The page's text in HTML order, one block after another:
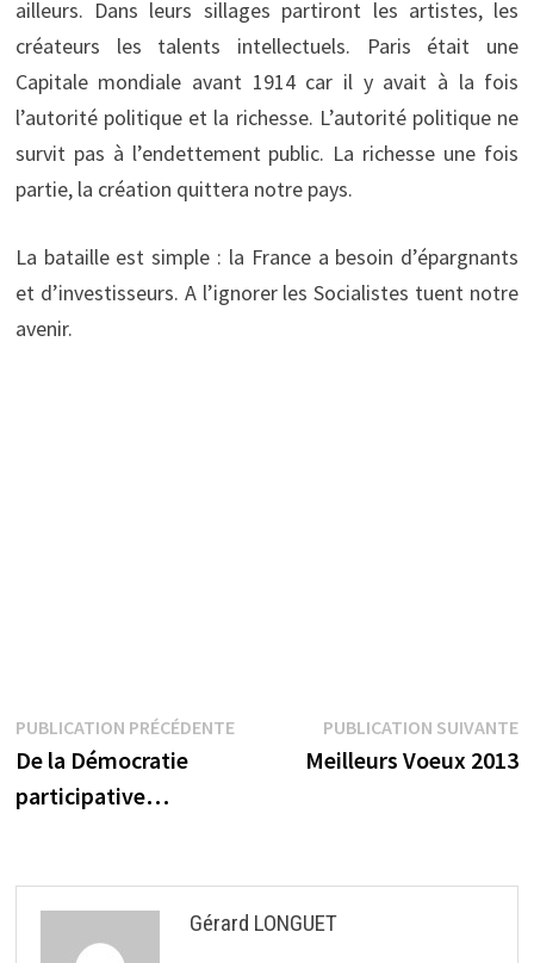
ailleurs. Dans leurs sillages partiront les artistes, les
créateurs les talents intellectuels. Paris était une
Capitale mondiale avant 1914 car il y avait à la fois
l’autorité politique et la richesse. L’autorité politique ne
survit pas à l’endettement public. La richesse une fois
partie, la création quittera notre pays.
La bataille est simple : la France a besoin d’épargnants
et d’investisseurs. A l’ignorer les Socialistes tuent notre
avenir.
Navigation
de
l’article
PUBLICATION PRÉCÉDENTEPublication
précédente :
De la Démocratie
participative…
PUBLICATION SUIVANTE
Meilleurs Voeux 2013
Gérard LONGUET